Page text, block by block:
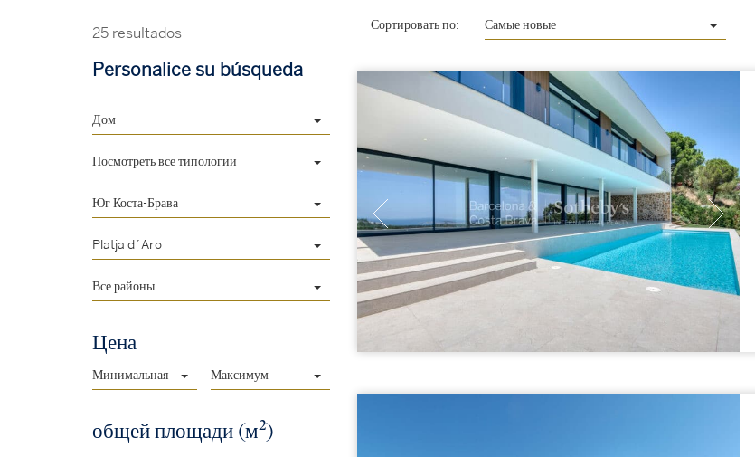
25 resultados
Personalice su búsqueda
Дом
Посмотреть все типологии
Юг Коста-Брава
Platja d´Aro
Все районы
Цена
Минимальная Максимум
общей площади (м2)
Сортировать по: Самые новые